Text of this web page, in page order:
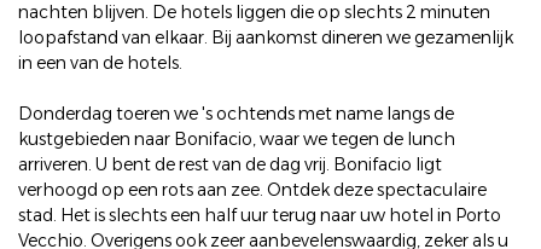
nachten blijven. De hotels liggen die op slechts 2 minuten
loopafstand van elkaar. Bij aankomst dineren we gezamenlijk
in een van de hotels.
Donderdag toeren we 's ochtends met name langs de
kustgebieden naar Bonifacio, waar we tegen de lunch
arriveren. U bent de rest van de dag vrij. Bonifacio ligt
verhoogd op een rots aan zee. Ontdek deze spectaculaire
stad. Het is slechts een half uur terug naar uw hotel in Porto
Vecchio. Overigens ook zeer aanbevelenswaardig, zeker als u